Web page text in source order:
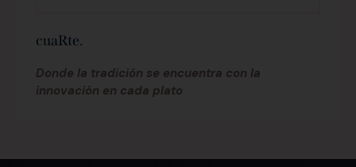
cuaRte.
Donde la tradición se encuentra con la
innovación en cada plato